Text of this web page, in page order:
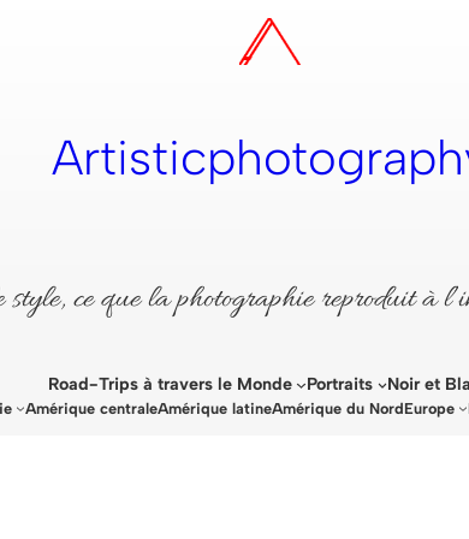
ce que la photographie reproduit à
Road-Trips à travers le Monde Portraits Noir et
Amérique centraleAmérique latineAmérique du NordEurope